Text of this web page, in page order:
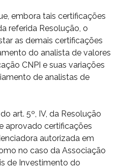
embora tais certificações
referida Resolução, o
as demais certificações
do analista de valores
CNPI e suas variações
de analistas de
art. 5º, IV, da Resolução
aprovado certificações
autorizada em
no caso da Associação
de Investimento do